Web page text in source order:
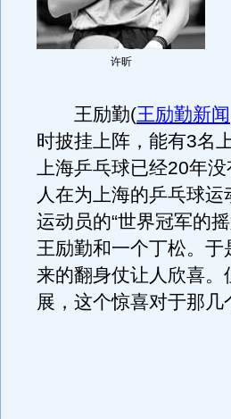
许昕
王励勤(王励勤新闻
时披挂上阵，能有3名
上海乒乓球已经20年
人在为上海的乒乓球
运动员的“世界冠军的
王励勤和一个丁松。
来的翻身仗让人欣喜
展，这个惊喜对于那几